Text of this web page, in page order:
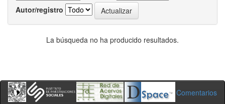
Autor/registro
La búsqueda no ha producido resultados.
Comentarios